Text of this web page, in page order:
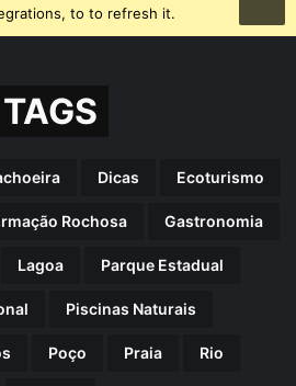
to to refresh it.
TAGS
Dicas Ecoturismo
Rochosa Gastronomia
Lagoa Parque Estadual
Piscinas Naturais
Poço Praia Rio